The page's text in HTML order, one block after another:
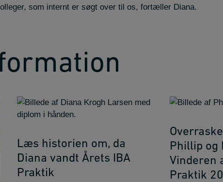
som internt er søgt over til os, fortæller Diana.
Læs historien om, da
Diana vandt Årets IBA
Praktik
Phillip og
Vinderen
Praktik